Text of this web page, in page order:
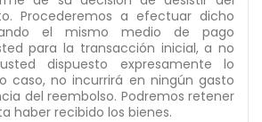
Procederemos a efectuar dicho
el mismo medio de pago
para la transacción inicial, a no
dispuesto expresamente lo
caso, no incurrirá en ningún gasto
del reembolso. Podremos retener
haber recibido los bienes.